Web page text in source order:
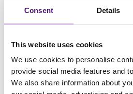
Consent Details
This website uses cookies
We use cookies to personalise
provide social media features and
We also share information about
Voorproefje meezeilen
Facebook
Volg ons
Ter voorbereiding